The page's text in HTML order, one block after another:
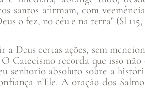
santos afirmam, com
o fez, no céu e na terra” (Sl
certas ações, sem
Catecismo recorda que isso
absoluto sobre a
n’Ele. A oração dos